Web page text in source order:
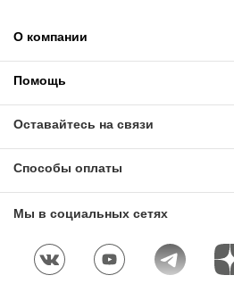
О компании
Помощь
Оставайтесь на связи
Способы оплаты
Мы в социальных сетях